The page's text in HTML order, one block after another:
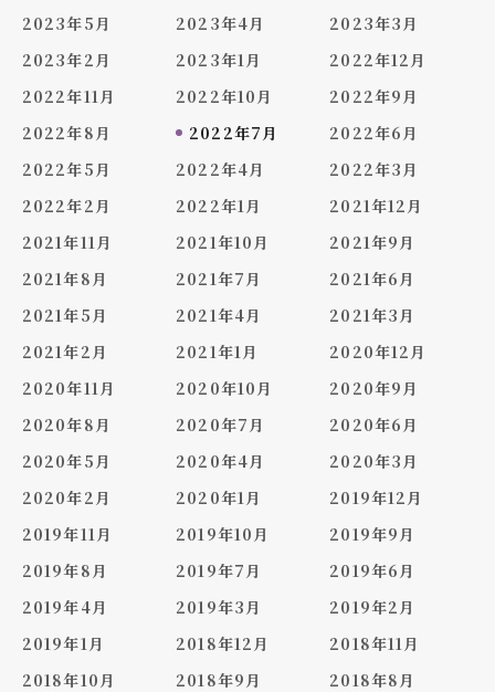
2023年5月 2023年4月
2023年3月
2023年2月
2023年1月
2022年12月
2022年11月
2022年10月
2022年9月
2022年8月
2022年7月
2022年6月
2022年5月
2022年4月
2022年3月
2022年2月
2022年1月
2021年12月
2021年11月
2021年10月
2021年9月
2021年8月
2021年7月
2021年6月
2021年5月
2021年4月
2021年3月
2021年2月
2021年1月
2020年12月
2020年11月
2020年10月
2020年9月
2020年8月
2020年7月
2020年6月
2020年5月
2020年4月
2020年3月
2020年2月
2020年1月
2019年12月
2019年11月
2019年10月
2019年9月
2019年8月
2019年7月
2019年6月
2019年4月
2019年3月
2019年2月
2019年1月
2018年12月
2018年11月
2018年10月
2018年9月
2018年8月